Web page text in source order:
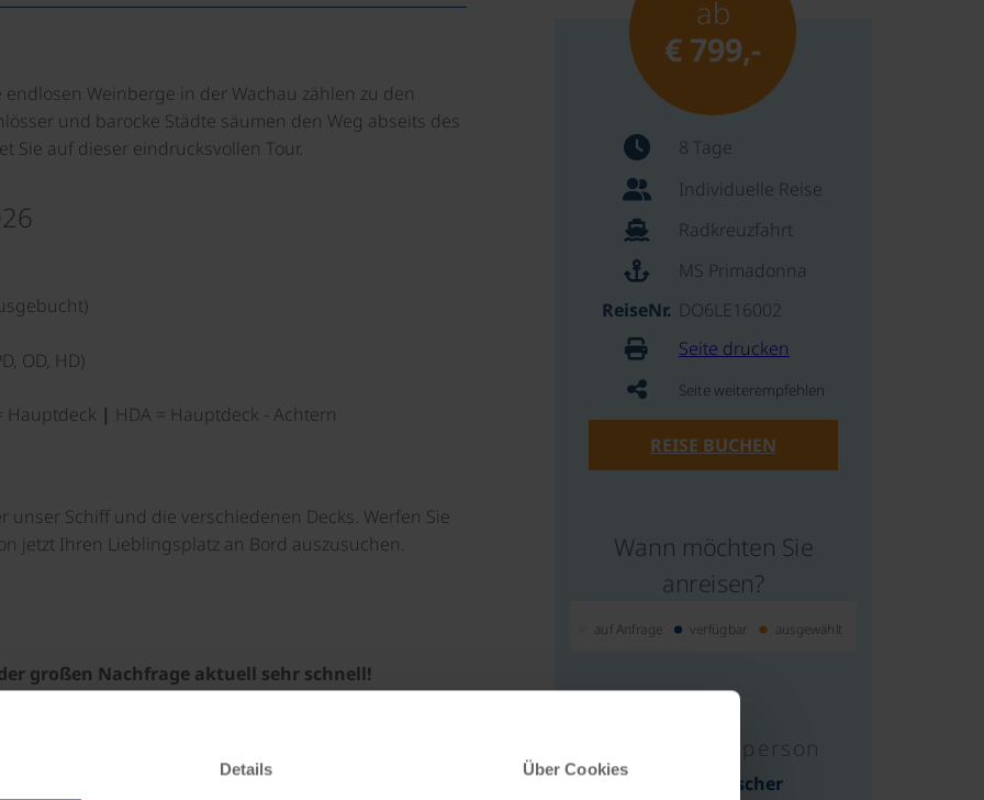
Details Über Cookies
Weinberge in der Wachau zählen zu den
und barocke Städte säumen den Weg abseits des
Sie auf dieser eindrucksvollen Tour.
OD, HD)
Hauptdeck | HDA = Hauptdeck - Achtern
Schiff und die verschiedenen Decks. Werfen Sie
jetzt Ihren Lieblingsplatz an Bord auszusuchen.
großen Nachfrage aktuell sehr schnell!
sind und dies hier nicht verfügbar ist,
ab
€ 799,-
8 Tage
Individuelle Reise
Radkreuzfahrt
MS Primadonna
ReiseNr. DO6LE16002
Seite drucken
Seite weiterempfehlen
REISE BUCHEN
Wann möchten Sie
anreisen?
auf Anfrage verfügbar ausgewählt
Ihre Kontaktperson
Ulrike Kreischer